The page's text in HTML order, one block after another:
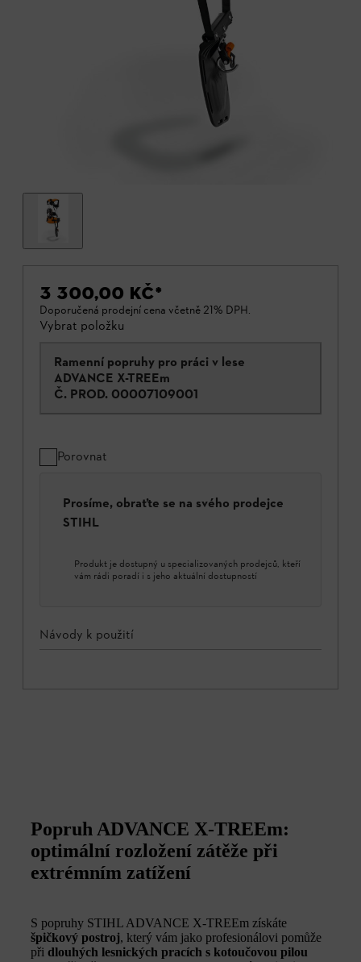
3 300,00 KČ*
Doporučená prodejní cena včetně 21% DPH.
Vybrat položku
Ramenní popruhy pro práci v lese
ADVANCE X-TREEm
Č. PROD. 00007109001
Porovnat
Prosíme, obraťte se na svého prodejce
STIHL
Produkt je dostupný u specializovaných prodejců, kteří
vám rádi poradí i s jeho aktuální dostupností
Návody k použití
Popruh ADVANCE X-TREEm:
optimální rozložení zátěže při
extrémním zatížení
S popruhy STIHL ADVANCE X-TREEm získáte
špičkový postroj, který vám jako profesionálovi pomůže
při dlouhých lesnických pracích s kotoučovou pilou